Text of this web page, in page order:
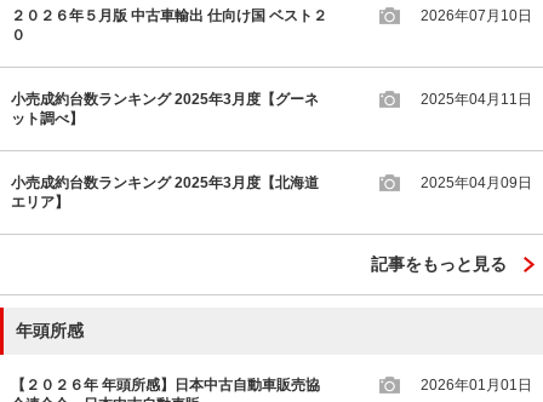
２０２６年５月版 中古車輸出 仕向け国 ベスト２
０
2026年07月10日
小売成約台数ランキング 2025年3月度【グーネ
ット調べ】
2025年04月11日
小売成約台数ランキング 2025年3月度【北海道
エリア】
2025年04月09日
記事をもっと見る
年頭所感
【２０２６年 年頭所感】日本中古自動車販売協
2026年01月01日